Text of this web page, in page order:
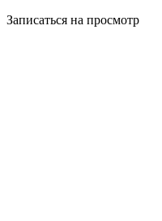
Записаться на просмотр